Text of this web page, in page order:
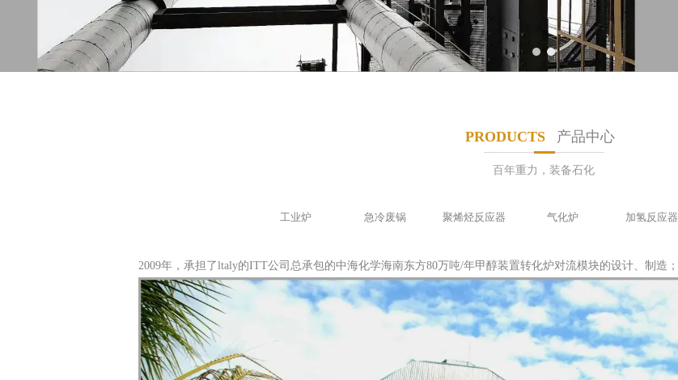
1 2
PRODUCTS 产品中心
百年重力，装备石化
工业炉 急冷废锅 聚烯烃反应器 气化炉 加氢反应器
2009年，承担了ltaly的ITT公司总承包的中海化学海南东方80万吨/年甲醇装置转化炉对流模块的设计、制造；